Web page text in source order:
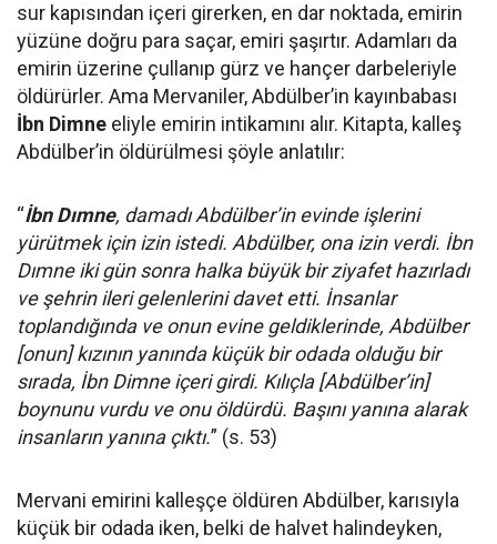
sur kapısından içeri girerken, en dar noktada, emirin
yüzüne doğru para saçar, emiri şaşırtır. Adamları da
emirin üzerine çullanıp gürz ve hançer darbeleriyle
öldürürler. Ama Mervaniler, Abdülber’in kayınbabası
İbn Dimne eliyle emirin intikamını alır. Kitapta, kalleş
Abdülber’in öldürülmesi şöyle anlatılır:
“İbn Dımne, damadı Abdülber’in evinde işlerini
yürütmek için izin istedi. Abdülber, ona izin verdi. İbn
Dımne iki gün sonra halka büyük bir ziyafet hazırladı
ve şehrin ileri gelenlerini davet etti. İnsanlar
toplandığında ve onun evine geldiklerinde, Abdülber
[onun] kızının yanında küçük bir odada olduğu bir
sırada, İbn Dimne içeri girdi. Kılıçla [Abdülber’in]
boynunu vurdu ve onu öldürdü. Başını yanına alarak
insanların yanına çıktı.” (s. 53)
Mervani emirini kalleşçe öldüren Abdülber, karısıyla
küçük bir odada iken, belki de halvet halindeyken,